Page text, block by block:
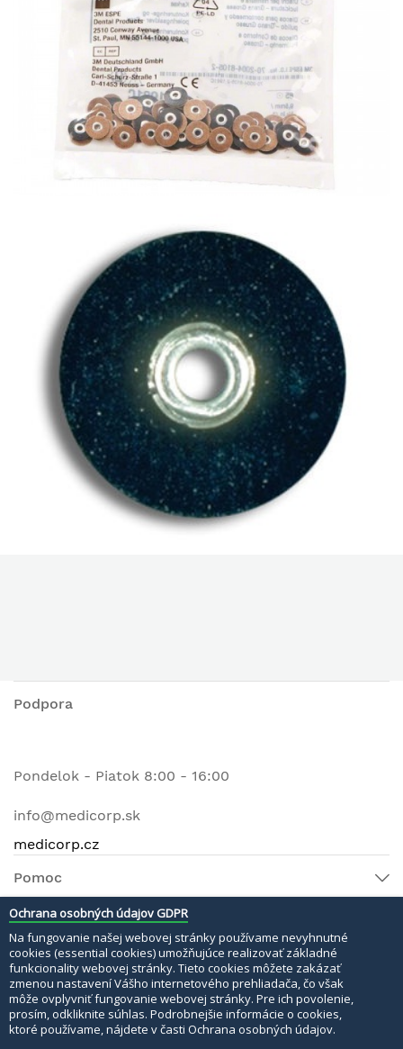
Podpora
Pondelok - Piatok 8:00 - 16:00
info@medicorp.sk
medicorp.cz
Pomoc
© 2022 MEDI MATERI s.r.o. Všetky práva vyhradené.
Bezpečné platby:
Ochrana osobných údajov GDPR
Na fungovanie našej webovej stránky používame nevyhnutné
cookies (essential cookies) umožňujúce realizovať základné
funkcionality webovej stránky. Tieto cookies môžete zakázať
zmenou nastavení Vášho internetového prehliadača, čo však
môže ovplyvniť fungovanie webovej stránky. Pre ich povolenie,
prosím, odkliknite súhlas. Podrobnejšie informácie o cookies,
ktoré používame, nájdete v časti Ochrana osobných údajov.